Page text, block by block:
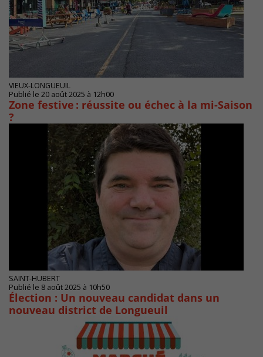
VIEUX-LONGUEUIL
Publié le 20 août 2025 à 12h00
Zone festive : réussite ou échec à la mi-Saison
?
SAINT-HUBERT
Publié le 8 août 2025 à 10h50
Élection : Un nouveau candidat dans un
nouveau district de Longueuil